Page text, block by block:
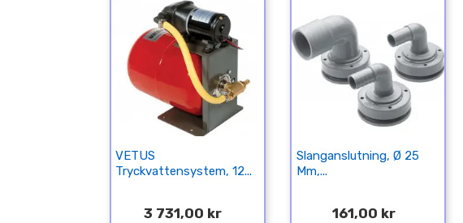
VETUS
Tryckvattensystem, 12...
3 731,00 kr
Slanganslutning, Ø 25
Mm,...
161,00 kr